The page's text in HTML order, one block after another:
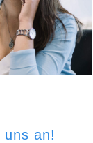
uns an!